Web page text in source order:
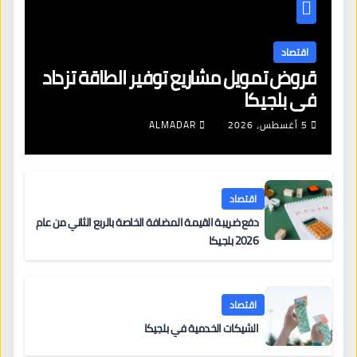
اقتصاد
قروض تمويل مشاريع توفير الطاقة تزداد
في بلجيكا
5 أغسطس، 2026 ALMADAR
اقتصاد
دفع ضريبة القيمة المضافة الخاصة بالربع الثاني من عام
2026 بلجيكا
اقتصاد
الشيكات الخدمية في بلجيكا